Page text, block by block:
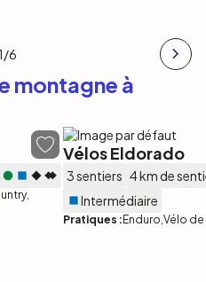
/6
montagne à
Vélos Eldorado
3 sentiers 4 km de
Intermédiaire
Pratiques : Enduro Vélo